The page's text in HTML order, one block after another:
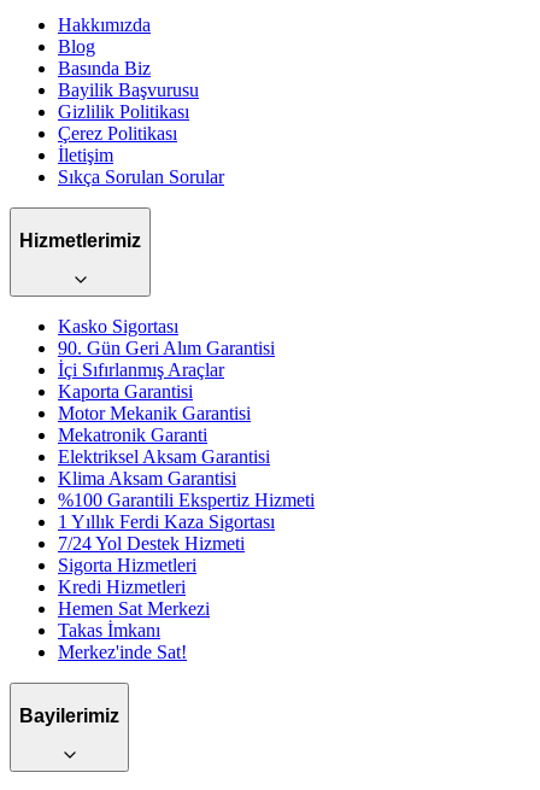
Hakkımızda
Blog
Basında Biz
Bayilik Başvurusu
Gizlilik Politikası
Çerez Politikası
İletişim
Sıkça Sorulan Sorular
Hizmetlerimiz
Kasko Sigortası
90. Gün Geri Alım Garantisi
İçi Sıfırlanmış Araçlar
Kaporta Garantisi
Motor Mekanik Garantisi
Mekatronik Garanti
Elektriksel Aksam Garantisi
Klima Aksam Garantisi
%100 Garantili Ekspertiz Hizmeti
1 Yıllık Ferdi Kaza Sigortası
7/24 Yol Destek Hizmeti
Sigorta Hizmetleri
Kredi Hizmetleri
Hemen Sat Merkezi
Takas İmkanı
Merkez'inde Sat!
Bayilerimiz